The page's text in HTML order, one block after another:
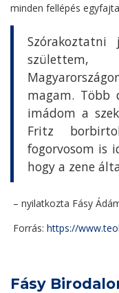
minden fellépés
születtem,
magam. Több
imádom a
Fritz
fogorvosom is
hogy a zene
– nyilatkozta Fásy
Forrás: https://
Fásy